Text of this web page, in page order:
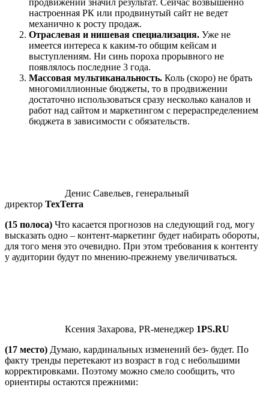
настроенная РК или продвинутый сайт не ведет
механично к росту продаж.
Отраслевая и нишевая специализация. Уже не
имеется интереса к каким-то общим кейсам и
выступлениям. Ни синь пороха прорывного не
появлялось последние 3 года.
Массовая мультиканальность. Коль (скоро) не брать
многомиллионные бюджеты, то в продвижении
достаточно использоваться сразу несколько каналов и
работ над сайтом и маркетингом с перераспределением
бюджета в зависимости с обязательств.
Денис Савельев, генеральный
директор TexTerra
(15 полоса) Что касается прогнозов на следующий год, могу
высказать одно – контент-маркетинг будет набирать обороты,
для того меня это очевидно. При этом требования к контенту
у аудитории будут по мнению-прежнему увеличиваться.
Ксения Захарова, PR-менеджер 1PS.RU
(17 место) Думаю, кардинальных изменений без- будет. По
факту тренды перетекают из возраст в год с небольшими
корректировками. Поэтому можно смело сообщить, что
ориентиры остаются прежними: